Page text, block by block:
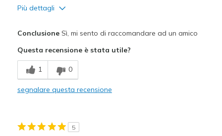
Più dettagli
Breathe Well
Comfortable
ConclusioneSì, mi sento di raccomandare ad un amico
Questa recensione è stata utile?
1 0
segnalare questa recensione
5